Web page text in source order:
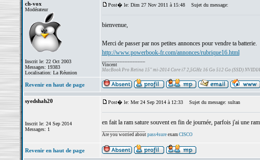
ch-vox
Modérateur
Inscrit le: 22 Oct 2003
Messages: 19383
Localisation: La Réunion
Post� le: Dim 27 Nov 2011 à 15:48 Sujet du message:
bienvenue,
Merci de passer par nos petites annonces pour vendre ta batterie.
http://www.powerbook-fr.com/annonces/rubrique16.html
Vincent
MacBook Pro Retina 15" mi-2014 Core i7 2,5GHz 16 Go 512 Go (SSD)
Revenir en haut de page
syedshah20
Inscrit le: 24 Sep 2014
Messages: 1
Post� le: Mer 24 Sep 2014 à 12:33 Sujet du message: sultan
en fait la ram sature souvent en fin de journée, parfois j'ai une
Are you worried about pass4sureexam CISCO
Revenir en haut de page